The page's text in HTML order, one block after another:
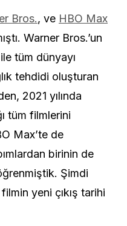
Bros., ve HBO Max
Warner Bros.’un
tüm dünyayı
tehdidi oluşturan
2021 yılında
tüm filmlerini
Max’te de
birinin de
Şimdi
yeni çıkış tarihi